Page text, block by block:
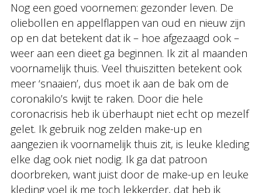
Nog een goed voornemen: gezonder leven. De
oliebollen en appelflappen van oud en nieuw zijn
op en dat betekent dat ik – hoe afgezaagd ook –
weer aan een dieet ga beginnen. Ik zit al maanden
voornamelijk thuis. Veel thuiszitten betekent ook
meer ‘snaaien’, dus moet ik aan de bak om de
coronakilo’s kwijt te raken. Door die hele
coronacrisis heb ik überhaupt niet echt op mezelf
gelet. Ik gebruik nog zelden make-up en
aangezien ik voornamelijk thuis zit, is leuke kleding
elke dag ook niet nodig. Ik ga dat patroon
doorbreken, want juist door de make-up en leuke
kleding voel ik me toch lekkerder, dat heb ik